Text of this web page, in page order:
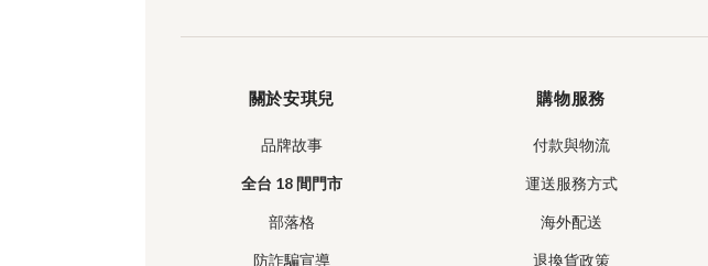
關於安琪兒
品牌故事
全台 18 間門市
部落格
防詐騙宣導
購物服務
付款與物流
運送服務方式
海外配送
退換貨政策